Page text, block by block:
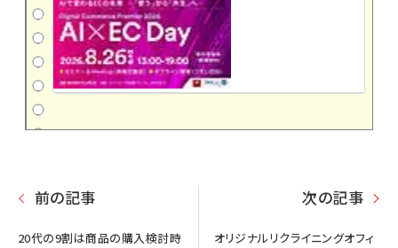
前の記事
20代の9割は商品の購入検討時
次の記事
オリジナルリクライニングオフィ